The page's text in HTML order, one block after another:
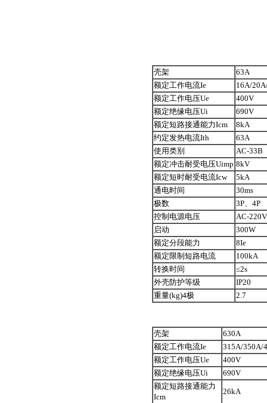
壳架
63A
额定工作电流Ie
16A/
额定工作电压Ue
400V
额定绝缘电压Ui
690V
额定短路接通能力Icm
8kA
约定发热电流Ith
63A
使用类别
AC-33B
额定冲击耐受电压Uimp 8kV
额定短时耐受电流Icw
5kA
通电时间
30ms
极数
3P、4P
控制电源电压
AC-220V
启动
300W
额定分段能力
8Ie
额定限制短路电流
100kA
转换时间
≤2s
外壳防护等级
IP20
重量(kg)4极
2.7
壳架
630A
额定工作电流Ie
315A/350A/
额定工作电压Ue
400V
额定绝缘电压Ui
690V
额定短路接通能力
Icm
26kA